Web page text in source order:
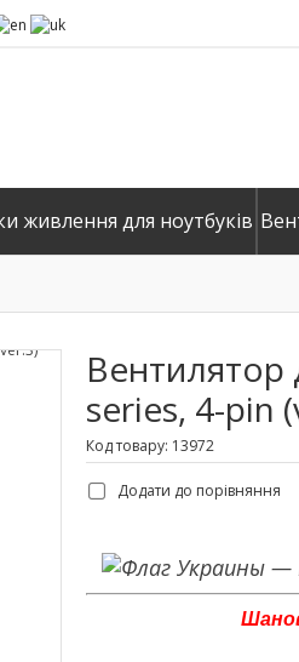
живлення для ноутбуків
Вентилятор
series, 4-pin
Код товару: 13972
Додати до порівняння